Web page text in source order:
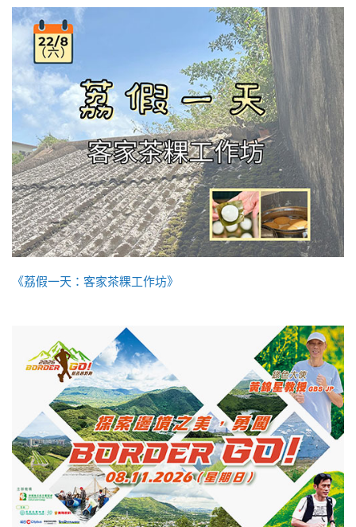
《荔假一天：客家茶粿工作坊》